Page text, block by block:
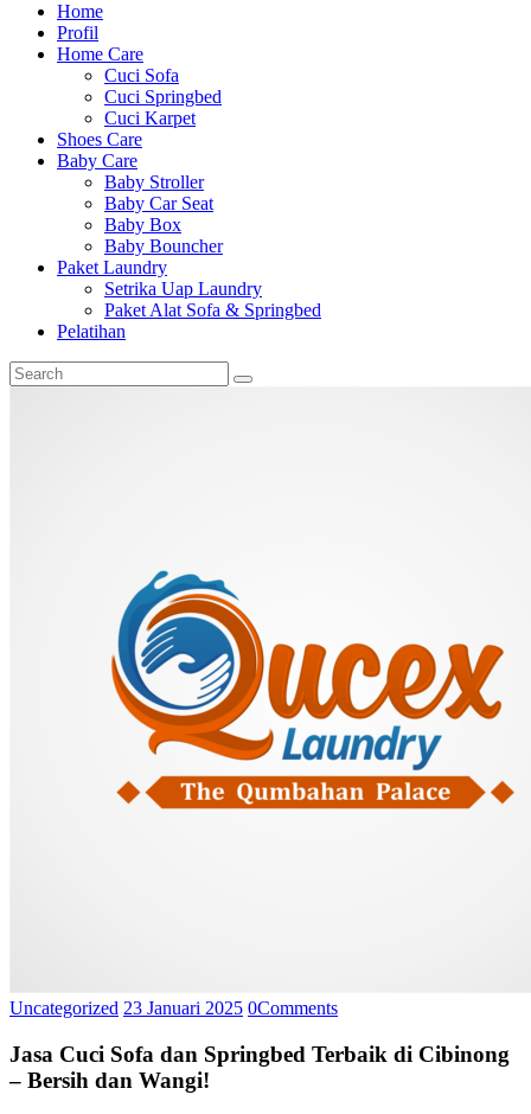
Home
Profil
Home Care
Cuci Sofa
Cuci Springbed
Cuci Karpet
Shoes Care
Baby Care
Baby Stroller
Baby Car Seat
Baby Box
Baby Bouncher
Paket Laundry
Setrika Uap Laundry
Paket Alat Sofa & Springbed
Pelatihan
Uncategorized 23 Januari 2025 0Comments
Jasa Cuci Sofa dan Springbed Terbaik di Cibinong
– Bersih dan Wangi!